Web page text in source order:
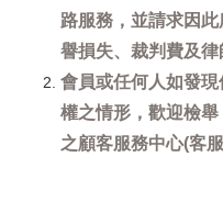
路服務，並請求因
譽損失、裁判費及律
會員或任何人如發
權之情形，歡迎檢
之顧客服務中心(客